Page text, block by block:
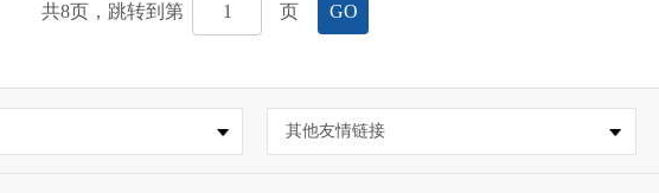
共8页，跳转到第 页 GO
其他友情链接